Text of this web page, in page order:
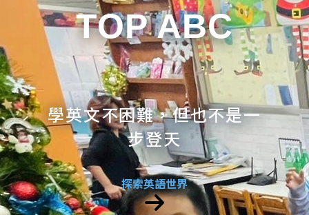
TOP ABC
學英文不困難，但也不是一
步登天
探索英語世界